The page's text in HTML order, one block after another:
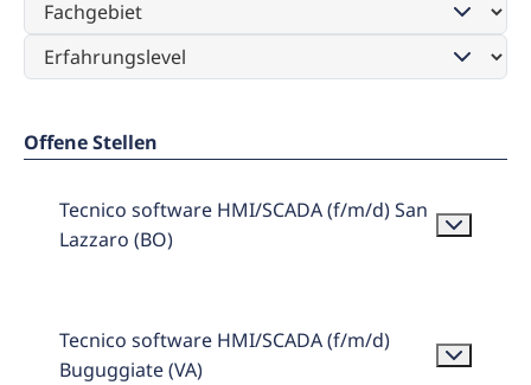
Offene Stellen
Tecnico software HMI/SCADA (f/m/d) San
Lazzaro (BO)
Tecnico software HMI/SCADA (f/m/d)
Buguggiate (VA)